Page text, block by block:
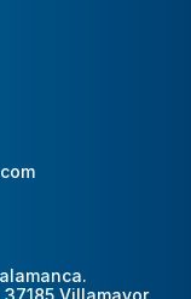
Villamayor,